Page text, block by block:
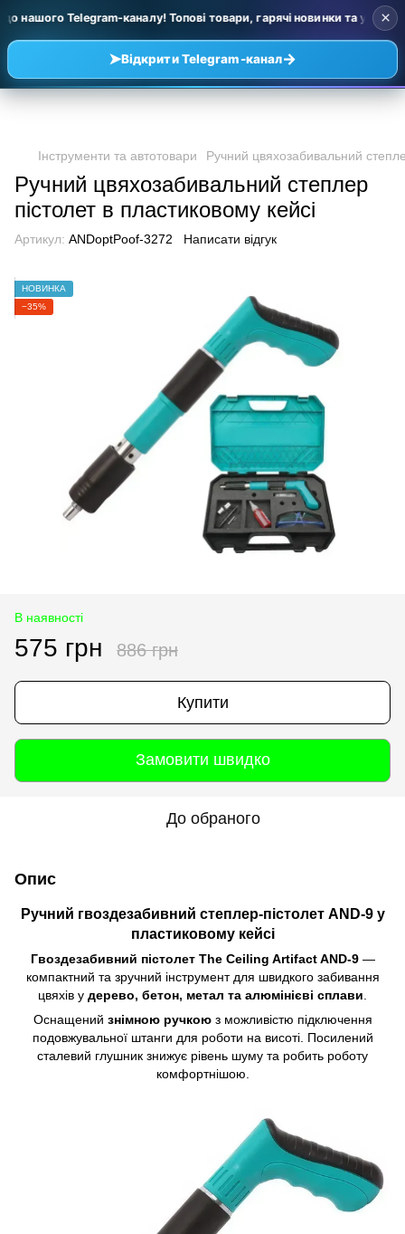
Telegram-каналу! Топові товари, гарячі новинки та уцінка
➤Відкрити Telegram-канал→
×
Інструменти та автотовари Ручний цвяхозабивальний
Ручний цвяхозабивальний степлер
пістолет в пластиковому кейсі
Артикул: ANDoptPoof-3272 Написати відгук
НОВИНКА
−35%
В наявності
575 грн 886 грн
Купити
Замовити швидко
До обраного
Опис
Ручний гвоздезабивний степлер-пістолет AND-9 у
пластиковому кейсі
Гвоздезабивний пістолет The Ceiling Artifact AND-9—
компактний та зручний інструмент для швидкого забивання
цвяхів у дерево, бетон, метал та алюмінієві сплави
Оснащений знімною ручкоюз можливістю підключення
подовжувальної штанги для роботи на висоті. Посилений
сталевий глушник знижує рівень шуму та робить роботу
комфортнішою.